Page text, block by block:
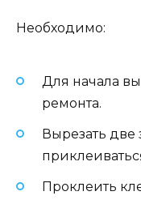
Необходимо:
Для начала
ремонта.
Вырезать две
Проклеить